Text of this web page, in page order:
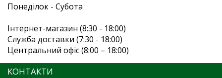
Понеділок - Субота
Інтернет-магазин (8:30 - 18:00)
Служба доставки (7:30 - 18:00)
Центральний офіс (8:00 – 18:00)
КОНТАКТИ